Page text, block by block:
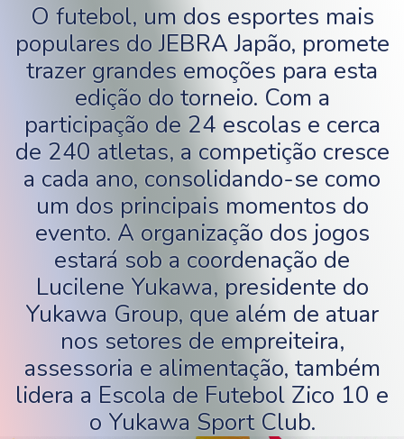
O futebol, um dos esportes mais
populares do JEBRA Japão, promete
trazer grandes emoções para esta
edição do torneio. Com a
participação de 24 escolas e cerca
de 240 atletas, a competição cresce
a cada ano, consolidando-se como
um dos principais momentos do
evento. A organização dos jogos
estará sob a coordenação de
Lucilene Yukawa, presidente do
Yukawa Group, que além de atuar
nos setores de empreiteira,
assessoria e alimentação, também
lidera a Escola de Futebol Zico 10 e
o Yukawa Sport Club.